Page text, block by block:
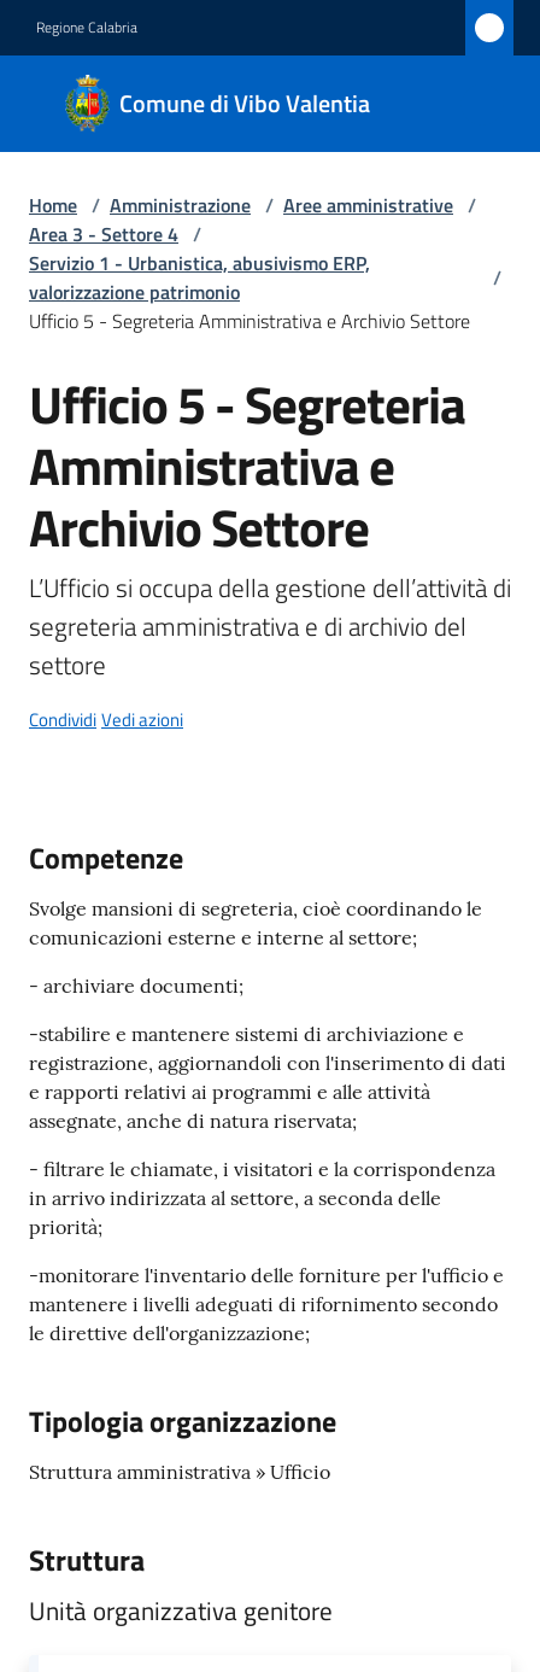
Regione Calabria
Comune di Vibo Valentia
Comune
di Vibo
Valentia
Amministrazione
Menu selezionato
Novità
Servizi
Menu selezionato
Vivere
Vibo
Valentia
A
b
e
t
o
r
o
Tutti
gli
argomenti...
Seguici
su
Home / Amministrazione / Aree amministrative /
Area 3 - Settore 4 /
Servizio 1 - Urbanistica, abusivismo ERP,
valorizzazione patrimonio
/
Ufficio 5 - Segreteria Amministrativa e Archivio Settore
Salta al contenuto
Ufficio 5 - Segreteria
Amministrativa e
Archivio Settore
L’Ufficio si occupa della gestione dell’attività di
segreteria amministrativa e di archivio del
settore
CondividiVedi azioni
Competenze
Svolge mansioni di segreteria, cioè coordinando le
comunicazioni esterne e interne al settore;
- archiviare documenti;
-stabilire e mantenere sistemi di archiviazione e
registrazione, aggiornandoli con l'inserimento di dati
e rapporti relativi ai programmi e alle attività
assegnate, anche di natura riservata;
- filtrare le chiamate, i visitatori e la corrispondenza
in arrivo indirizzata al settore, a seconda delle
priorità;
-monitorare l'inventario delle forniture per l'ufficio e
mantenere i livelli adeguati di rifornimento secondo
le direttive dell'organizzazione;
Tipologia organizzazione
Struttura amministrativa » Ufficio
Struttura
Unità organizzativa genitore